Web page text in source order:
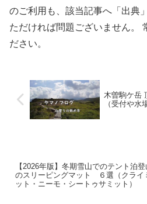
のご利用も、該当記事へ「出典
ただければ問題ございません。
ださい。
木曽駒ケ岳
（受付や水
【2026年版】冬期雪山でのテント泊登
のスリーピングマット ６選（クライ
ット・ニーモ・シートゥサミット）